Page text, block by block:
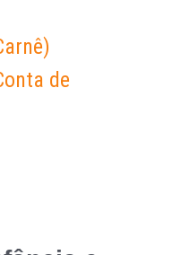
de